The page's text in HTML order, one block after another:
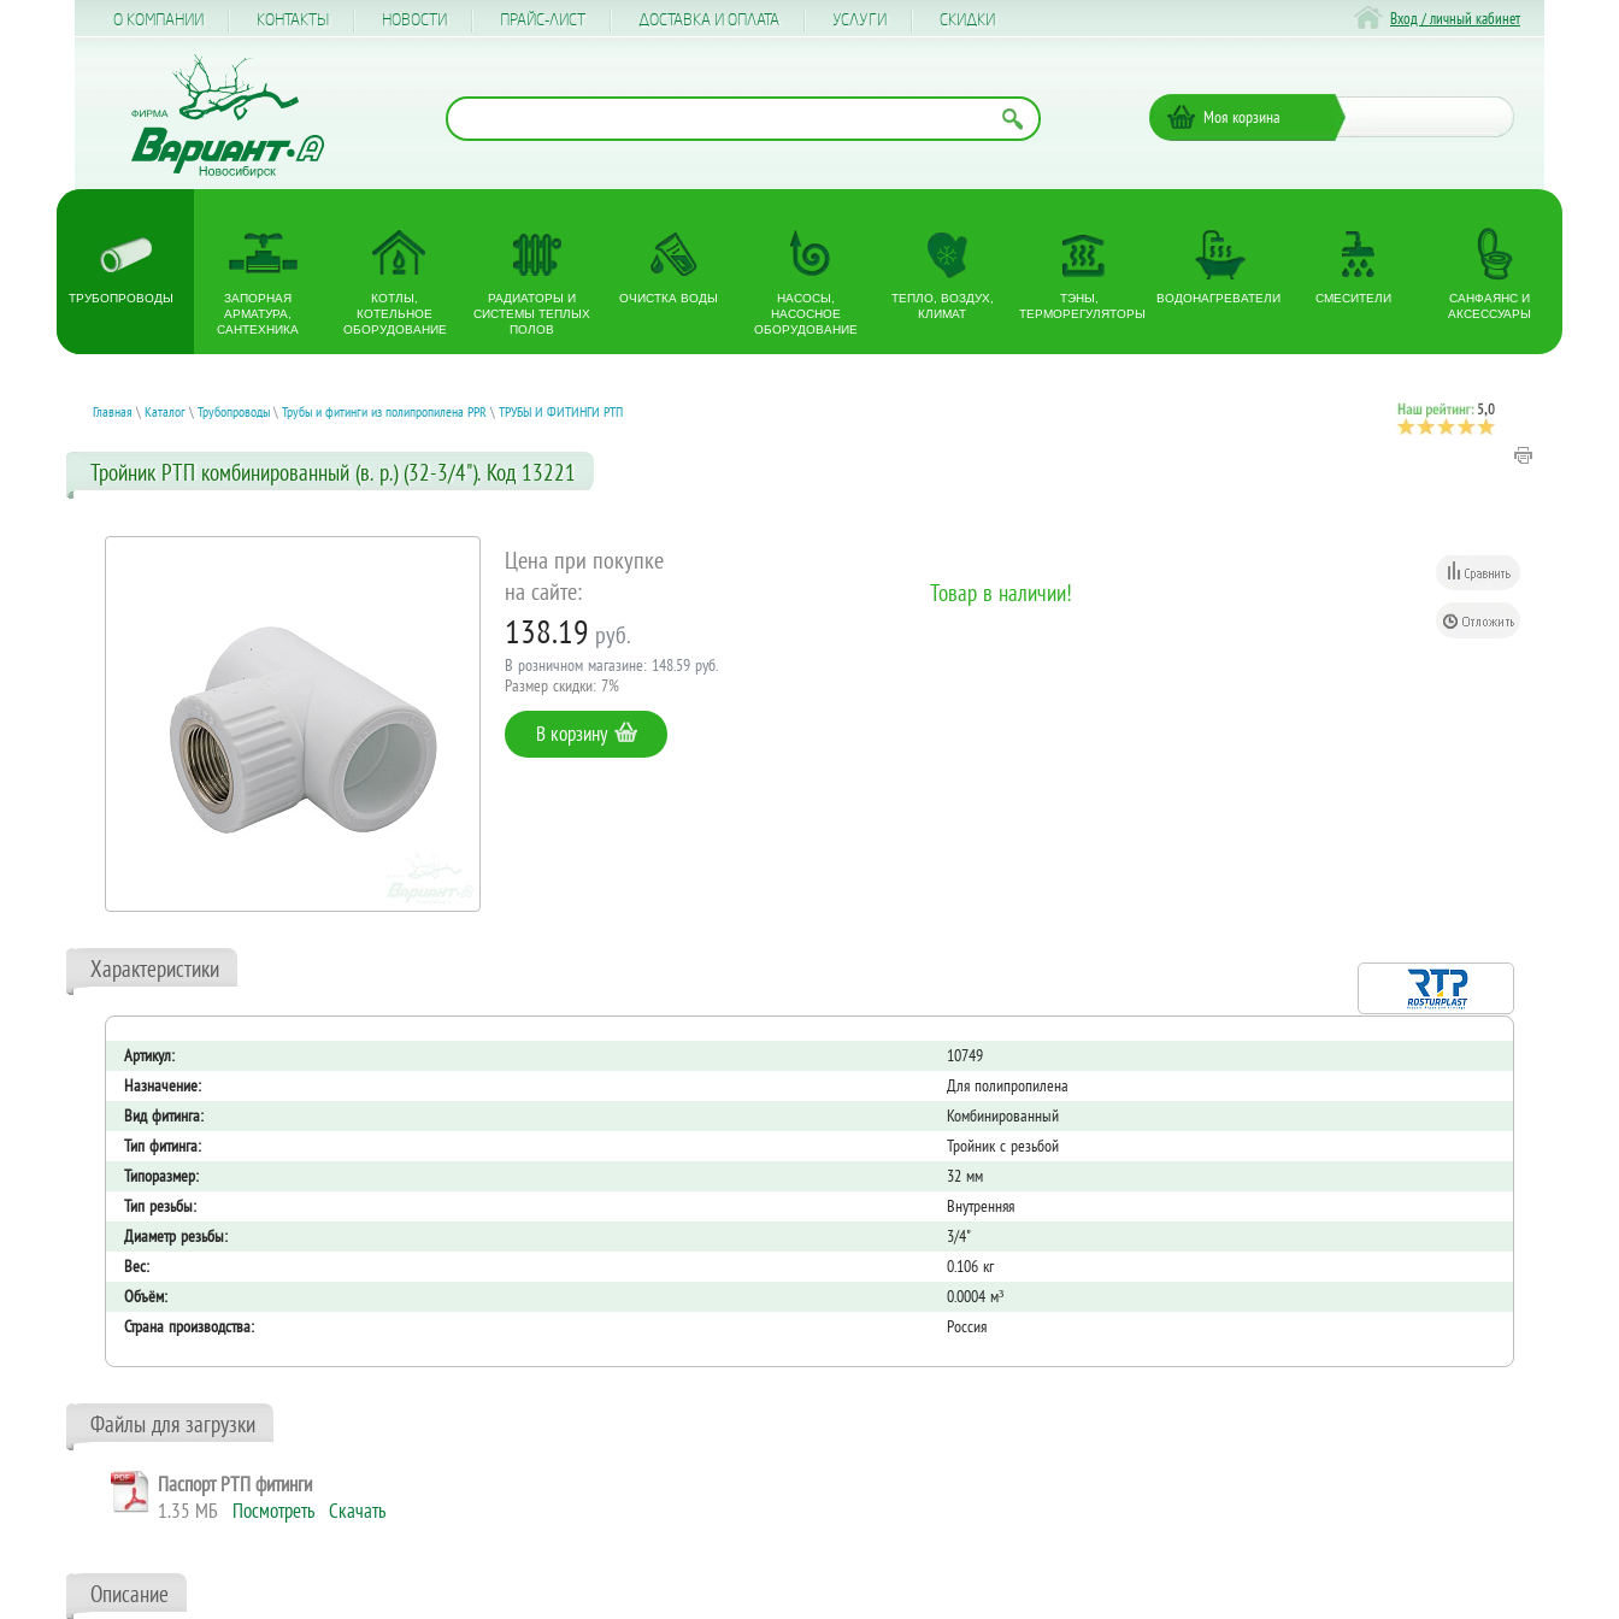
О КОМПАНИИ КОНТАКТЫ НОВОСТИ ПРАЙС-ЛИСТ ДОСТАВКА И ОПЛАТА УСЛУГИ CКИДКИ Вход / личный кабинет
Моя корзина
ТРУБОПРОВОДЫ
ЗАПОРНАЯ
АРМАТУРА,
САНТЕХНИКА
КОТЛЫ,
КОТЕЛЬНОЕ
ОБОРУДОВАНИЕ
РАДИАТОРЫ И
СИСТЕМЫ ТЕПЛЫХ
ПОЛОВ
ОЧИСТКА ВОДЫ
НАСОСЫ,
НАСОСНОЕ
ОБОРУДОВАНИЕ
ТЕПЛО, ВОЗДУХ,
КЛИМАТ
ТЭНЫ,
ТЕРМОРЕГУЛЯТОРЫ
ВОДОНАГРЕВАТЕЛИ СМЕСИТЕЛИ
САНФАЯНС И
АКСЕССУАРЫ
Главная \ Каталог \ Трубопроводы \ Трубы и фитинги из полипропилена PPR \ ТРУБЫ И ФИТИНГИ РТП
Тройник РТП комбинированный (в. р.) (32-3/4"). Код 13221
Товар в наличии!
Цена при покупке
на сайте:
138.19 руб.
В розничном магазине: 148.59 руб.
Размер скидки: 7%
В корзину
Характеристики
Артикул:
10749
Назначение:
Для полипропилена
Вид фитинга:
Комбинированный
Тип фитинга:
Тройник с резьбой
Типоразмер:
32 мм
Тип резьбы:
Внутренняя
Диаметр резьбы:
3/4"
Вес:
0.106 кг
Объём:
0.0004 м³
Страна производства:
Россия
Файлы для загрузки
Паспорт РТП фитинги
1.35 МБ Посмотреть Скачать
Описание